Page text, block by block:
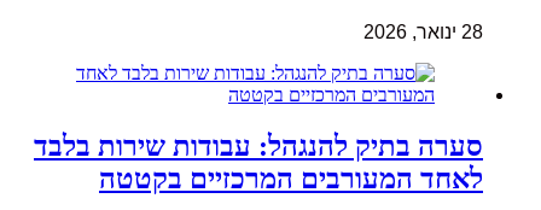
28 ינואר, 2026
סערה בתיק להנגהל: עבודות שירות בלבד
לאחד המעורבים המרכזיים בקטטה